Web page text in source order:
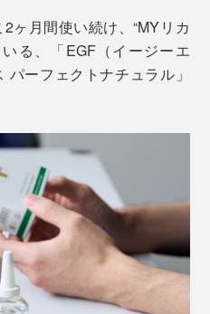
ヶ月間使い続け、“MYリカ
る、「EGF（イージーエ
ーフェクトナチュラル」